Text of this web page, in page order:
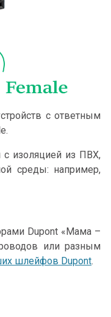
с ответным
изоляцией из ПВХ,
среды: например,
Dupont «Мама –
или разным
шлейфов Dupont.